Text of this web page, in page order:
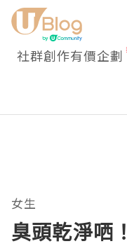
社群創作有價企劃
女生
臭頭乾淨哂